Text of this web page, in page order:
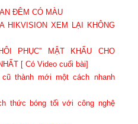
ĐÊM CÓ MÀU
HIKVISION XEM LẠI KHÔNG
PHỤC” MẬT KHẨU CHO
[ Có Video cuối bài]
thành mới một cách nhanh
thức bóng tối với công nghệ